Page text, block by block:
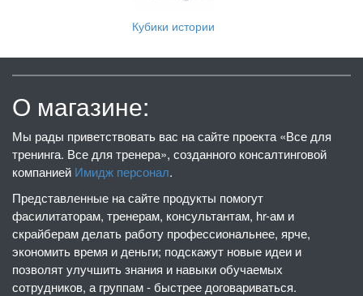
Кубики истории
О магазине:
Мы рады приветствовать вас на сайте проекта «Все для
тренинга. Все для тренера», созданного консалтинговой
компанией Имидж персонал.
Представленные на сайте продукты помогут
фасилитаторам, тренерам, консультантам, hr-ам и
скрайберам делать работу профессиональнее, ярче,
экономить время и деньги; подскажут новые идеи и
позволят улучшить знания и навыки обучаемых
сотрудников, а группам - быстрее договариваться.